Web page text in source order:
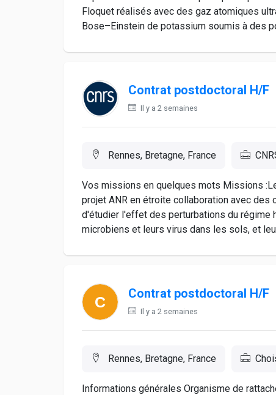
Floquet réalisés avec des gaz atomiques
Bose–Einstein de potassium soumis à des
Contrat postdoctoral H/F
Il y a 2 semaines
Rennes, Bretagne, France
Vos missions en quelques mots Missions
projet ANR en étroite collaboration avec
d'étudier l'effet des perturbations du régime
microbiens et leurs virus dans les sols, et
Contrat postdoctoral H/F
Il y a 2 semaines
Rennes, Bretagne, France
Informations générales Organisme de